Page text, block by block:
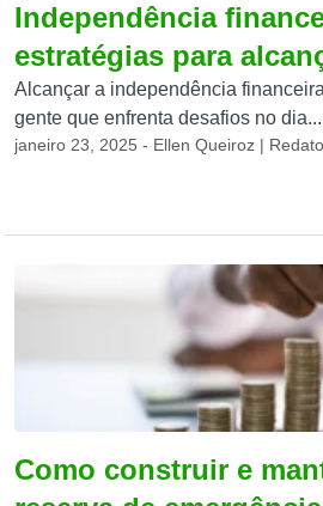
Independência
estratégias para
Alcançar a independência
gente que enfrenta desafios no dia...
janeiro 23, 2025 - Ellen Queiroz |
Como construir e